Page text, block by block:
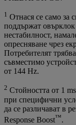
1 Отнася се само за
поддържат
нестабилност,
опресняване чрез
Потребителят
съвместимо
от 144 Hz.
2 Стойността от 1
при специфични
да се различават в
Response Boost™.